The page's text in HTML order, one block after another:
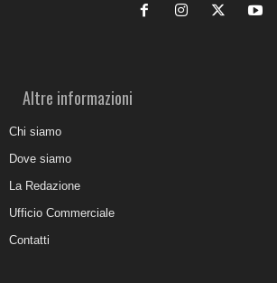
Altre informazioni
Chi siamo
Dove siamo
La Redazione
Ufficio Commerciale
Contatti